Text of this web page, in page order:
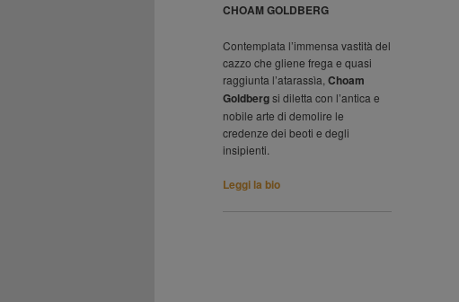
CHOAM GOLDBERG
Contemplata l’immensa vastità del
cazzo che gliene frega e quasi
raggiunta l’atarassìa, Choam
Goldbergsi diletta con l’antica e
nobile arte di demolire le
credenze dei beoti e degli
insipienti.
Leggi la bio